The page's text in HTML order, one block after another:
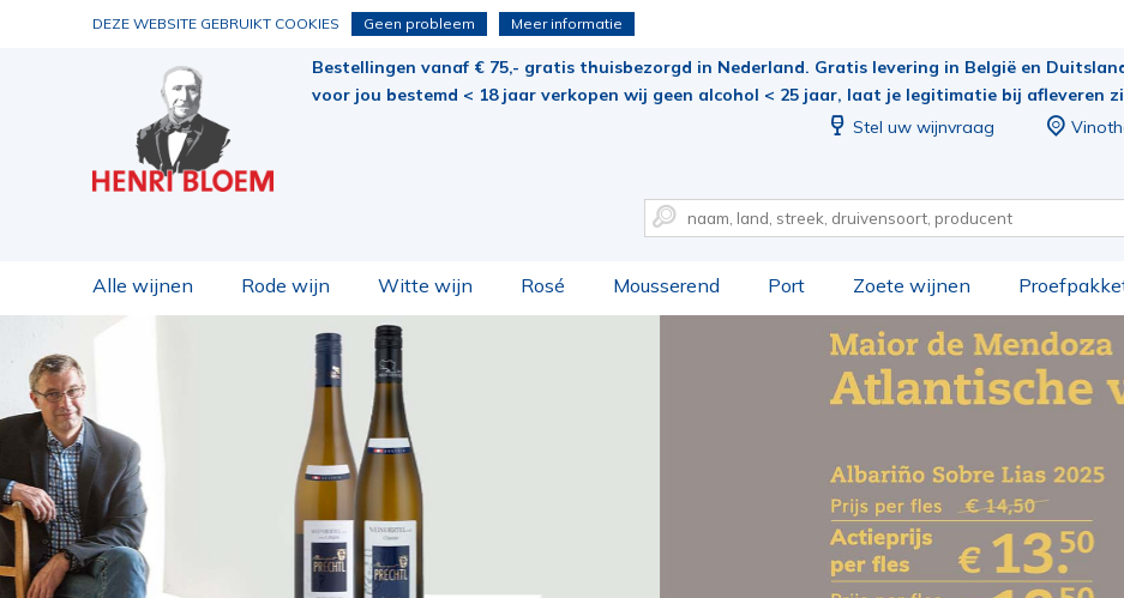
DEZE WEBSITE GEBRUIKT COOKIES Geen probleem Meer informatie
Bestellingen vanaf € 75,- gratis thuisbezorgd in Nederland. Gratis levering in België en
voor jou bestemd < 18 jaar verkopen wij geen alcohol < 25 jaar, laat je legitimatie bij afleveren
Stel uw wijnvraag
Alle wijnen Rode wijn Witte wijn Rosé Mousserend Port Zoete wijnen